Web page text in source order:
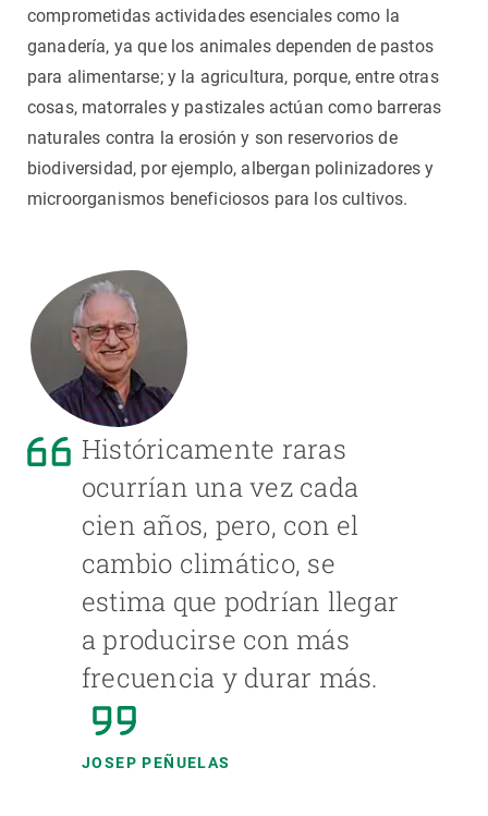
comprometidas actividades esenciales como la
ganadería, ya que los animales dependen de pastos
para alimentarse; y la agricultura, porque, entre otras
cosas, matorrales y pastizales actúan como barreras
naturales contra la erosión y son reservorios de
biodiversidad, por ejemplo, albergan polinizadores y
microorganismos beneficiosos para los cultivos.
Históricamente raras
ocurrían una vez cada
cien años, pero, con el
cambio climático, se
estima que podrían llegar
a producirse con más
frecuencia y durar más.
JOSEP PEÑUELAS